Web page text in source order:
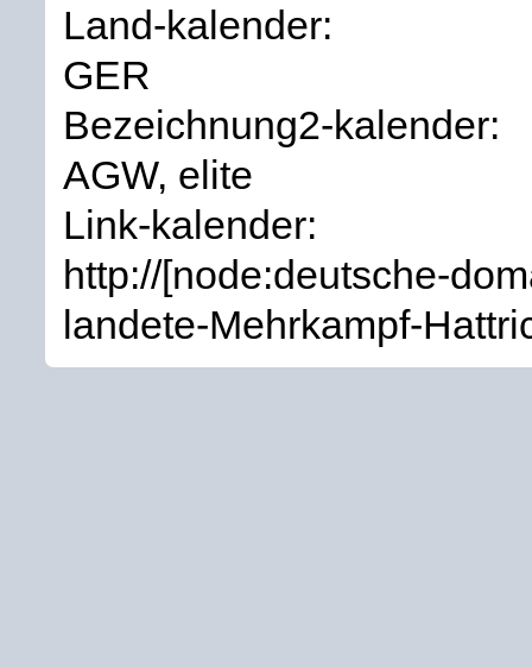
Land-kalender:
GER
Bezeichnung2-kalender:
AGW, elite
Link-kalender:
http://[node:deutsche-
landete-Mehrkampf-